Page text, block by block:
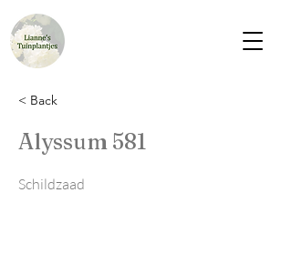
< Back
Alyssum 581
Schildzaad